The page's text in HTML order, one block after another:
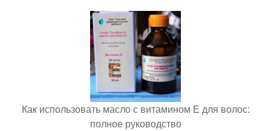
Как использовать масло с витамином Е для волос:
полное руководство